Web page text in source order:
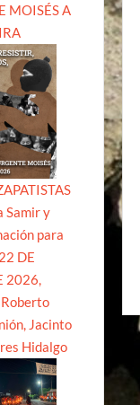
MOISÉS A
Samir y
para
DE
2026,
Jacinto
Hidalgo